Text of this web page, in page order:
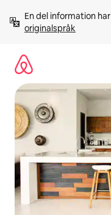
innehåll
En del information
originalspråk